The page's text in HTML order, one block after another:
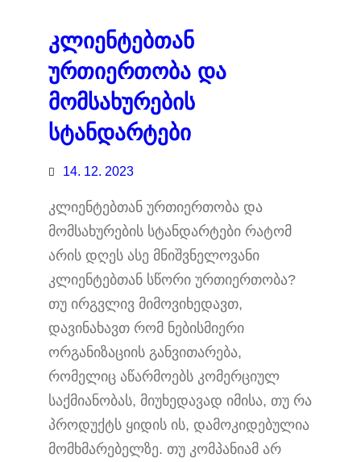
კლიენტებთან
ურთიერთობა და
მომსახურების
სტანდარტები
14. 12. 2023
კლიენტებთან ურთიერთობა და
მომსახურების სტანდარტები რატომ
არის დღეს ასე მნიშვნელოვანი
კლიენტებთან სწორი ურთიერთობა?
თუ ირგვლივ მიმოვიხედავთ,
დავინახავთ რომ ნებისმიერი
ორგანიზაციის განვითარება,
რომელიც აწარმოებს კომერციულ
საქმიანობას, მიუხედავად იმისა, თუ რა
პროდუქტს ყიდის ის, დამოკიდებულია
მომხმარებელზე. თუ კომპანიამ არ